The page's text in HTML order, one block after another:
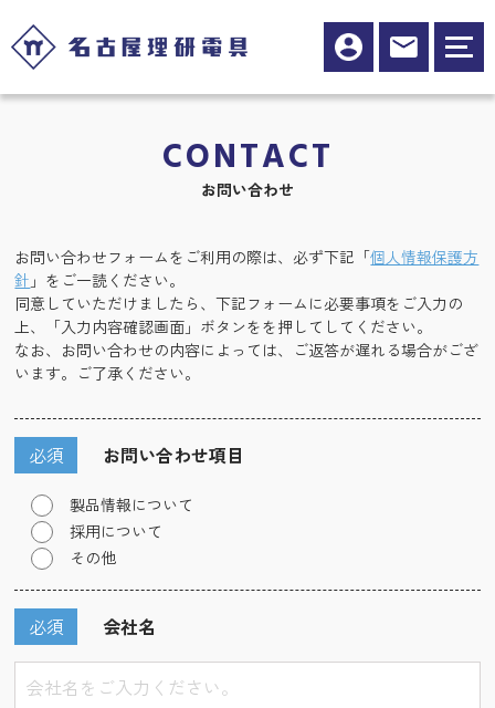
CONTACT
お問い合わせ
お問い合わせフォームをご利用の際は、必ず下記「個人情報保護方
針 」をご一読ください。
同意していただけましたら、下記フォームに必要事項をご入力の
上、「入力内容確認画面」ボタンをを押してしてください。
なお、お問い合わせの内容によっては、ご返答が遅れる場合がござ
います。ご了承ください。
お問い合わせ項目
必須
製品情報について
採用について
その他
会社名
必須